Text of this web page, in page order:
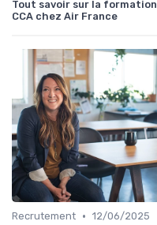
Tout savoir sur la formation
CCA chez Air France
Recrutement • 12/06/2025